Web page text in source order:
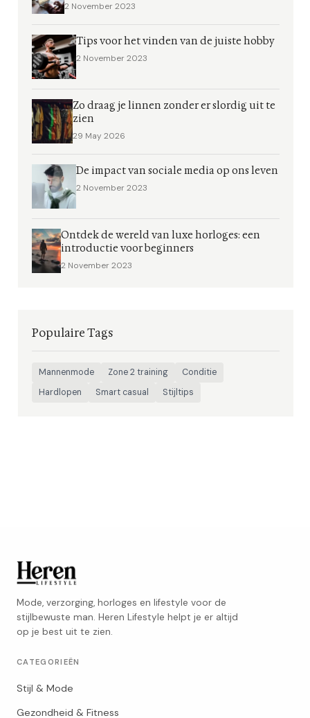
2 November 2023
Tips voor het vinden van de juiste hobby
2 November 2023
Zo draag je linnen zonder er slordig uit te
zien
29 May 2026
De impact van sociale media op ons leven
2 November 2023
Ontdek de wereld van luxe horloges: een
introductie voor beginners
2 November 2023
Populaire Tags
Mannenmode Zone 2 training
Conditie
Hardlopen
Smart casual Stijltips
Mode, verzorging, horloges en lifestyle voor de
stijlbewuste man. Heren Lifestyle helpt je er altijd
op je best uit te zien.
CATEGORIEËN
Stijl & Mode
Gezondheid & Fitness